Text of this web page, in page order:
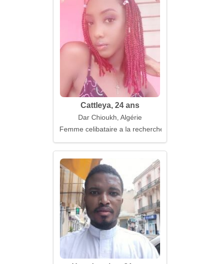
Cattleya, 24 ans
Dar Chioukh, Algérie
Femme celibataire a la recherche d'un mari